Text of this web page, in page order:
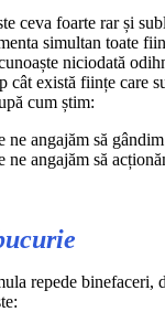
ceva foarte rar și
simultan toate
niciodată
cât există ființe care
cum știm:
angajăm să
angajăm să
repede binefaceri,